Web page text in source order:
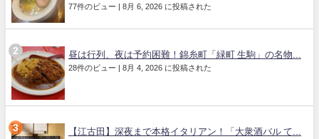
77件のビュー | 8月 6, 2026 に投稿された
昼は行列、夜は予約困難！錦糸町「緑町 生駒」の名物...
28件のビュー | 8月 4, 2026 に投稿された
【江古田】深夜まで本格イタリアン！「大衆酒バル て...